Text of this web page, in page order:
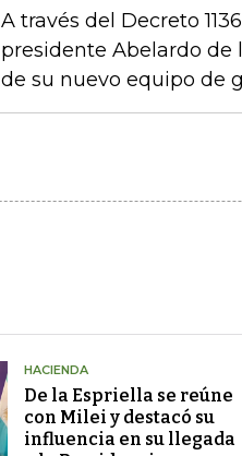
A través del Decreto
presidente Abelardo
de su nuevo equipo de
HACIENDA
De la Espriella se reúne
con Milei y destacó su
influencia en su llegada